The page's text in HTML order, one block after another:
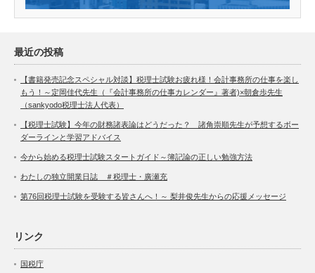
最近の投稿
【書籍発売記念スペシャル対談】税理士試験お疲れ様！会計事務所の仕事を楽し
もう！～定岡佳代先生（『会計事務所の仕事カレンダー』著者)×朝倉歩先生
（sankyodo税理士法人代表）
【税理士試験】今年の財務諸表論はどうだった？ 諸角崇順先生が予想するボー
ダーラインと学習アドバイス
今から始める税理士試験スタートガイド～簿記論の正しい勉強方法
わたしの独立開業日誌 ＃税理士・廣瀬充
第76回税理士試験を受験する皆さんへ！～ 梨井俊先生からの応援メッセージ
リンク
国税庁